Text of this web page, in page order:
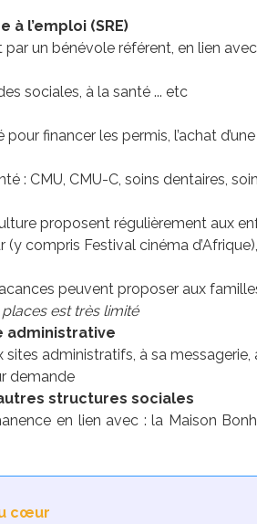
à l’emploi (SRE)
un bénévole référent, en lien
sociales, à la santé ... etc
financer les permis, l’achat
: CMU, CMU-C, soins dentaires,
proposent régulièrement aux
(y compris Festival cinéma
peuvent proposer aux
est très limité
administrative
administratifs, à sa messagerie,
demande
structures sociales
en lien avec : la Maison
cœur